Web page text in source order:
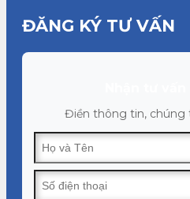
ĐĂNG KÝ TƯ VẤN
Điền thông tin, chúng